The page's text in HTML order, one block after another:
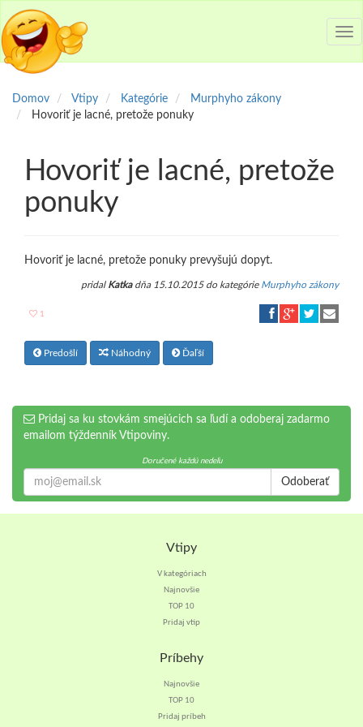
Domov Vtipy Kategórie
Murphyho zákony
Hovoriť je lacné, pretože ponuky
Hovoriť je lacné, pretože
ponuky
Hovoriť je lacné, pretože ponuky prevyšujú dopyt.
pridal Katkadňa 15.10.2015 do kategórie Murphyho zákony
1
Predošlí Náhodný Ďaľší
Pridaj sa ku stovkám smejúcich sa ľudí a odoberaj zadarmo
emailom týždenník Vtipoviny.
Doručené každú nedeľu
Odoberať
Vtipy
V kategóriach
Najnovšie
TOP 10
Pridaj vtip
Príbehy
Najnovšie
TOP 10
Pridaj príbeh